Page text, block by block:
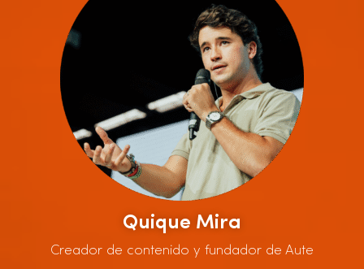
Quique Mira
Creador de contenido y fundador de Aute